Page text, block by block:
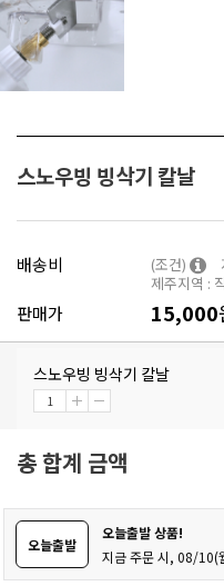
스노우빙 빙삭기 칼날
배송비 (조건)
제주지역 :
판매가 15,000
스노우빙 빙삭기 칼날
총 합계 금액
오늘출발
오늘출발 상품!
지금 주문 시, 08/10(